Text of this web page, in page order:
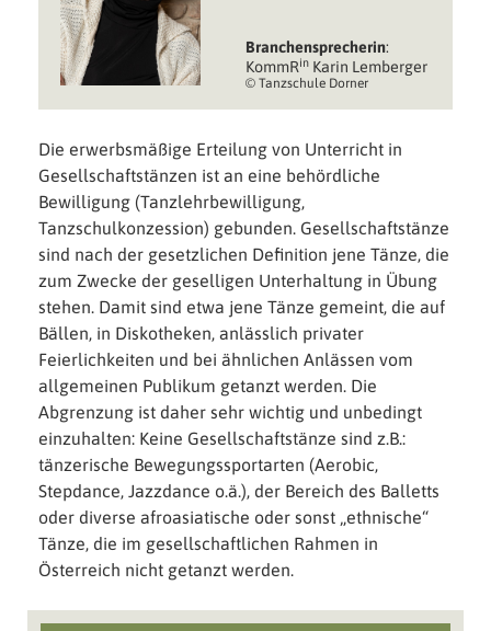
Branchen­sprecherin:
KommRin Karin Lemberger
© Tanzschule Dorner
Die erwerbsmäßige Erteilung von Unterricht in
Gesellschaftstänzen ist an eine behördliche
Bewilligung (Tanzlehrbewilligung,
Tanzschulkonzession) gebunden. Gesellschaftstänze
sind nach der gesetzlichen Definition jene Tänze, die
zum Zwecke der geselligen Unterhaltung in Übung
stehen. Damit sind etwa jene Tänze gemeint, die auf
Bällen, in Diskotheken, anlässlich privater
Feierlichkeiten und bei ähnlichen Anlässen vom
allgemeinen Publikum getanzt werden. Die
Abgrenzung ist daher sehr wichtig und unbedingt
einzuhalten: Keine Gesellschaftstänze sind z.B.:
tänzerische Bewegungssportarten (Aerobic,
Stepdance, Jazzdance o.ä.), der Bereich des Balletts
oder diverse afroasiatische oder sonst „ethnische“
Tänze, die im gesellschaftlichen Rahmen in
Österreich nicht getanzt werden.